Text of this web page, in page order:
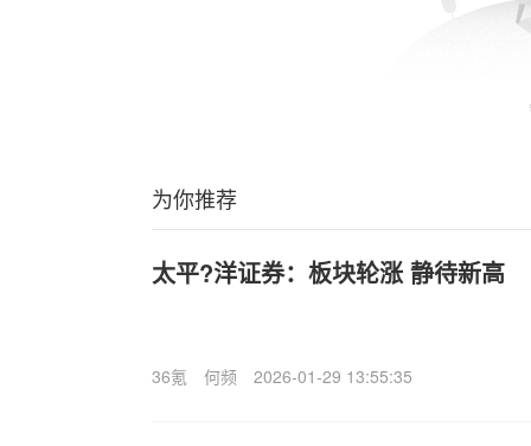
为你推荐
太平?洋证券：板块轮涨 静待新高
36氪 何频 2026-01-29 13:55:35